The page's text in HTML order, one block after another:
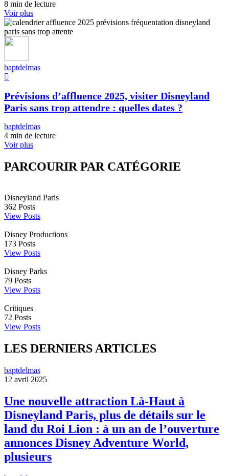
8 min de lecture
Voir plus
baptdelmas
Prévisions d’affluence 2025, visiter Disneyland
Paris sans trop attendre : quelles dates ?
baptdelmas
4 min de lecture
Voir plus
PARCOURIR PAR CATÉGORIE
Disneyland Paris
362 Posts
View Posts
Disney Productions
173 Posts
View Posts
Disney Parks
79 Posts
View Posts
Critiques
72 Posts
View Posts
LES DERNIERS ARTICLES
baptdelmas
12 avril 2025
Une nouvelle attraction Là-Haut à
Disneyland Paris, plus de détails sur le
land du Roi Lion : à un an de l’ouverture
annonces Disney Adventure World,
plusieurs